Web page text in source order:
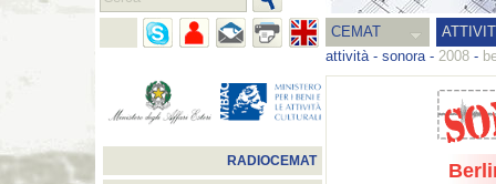
CEMAT
attività- sonora- 2008 -
RADIOCEMAT